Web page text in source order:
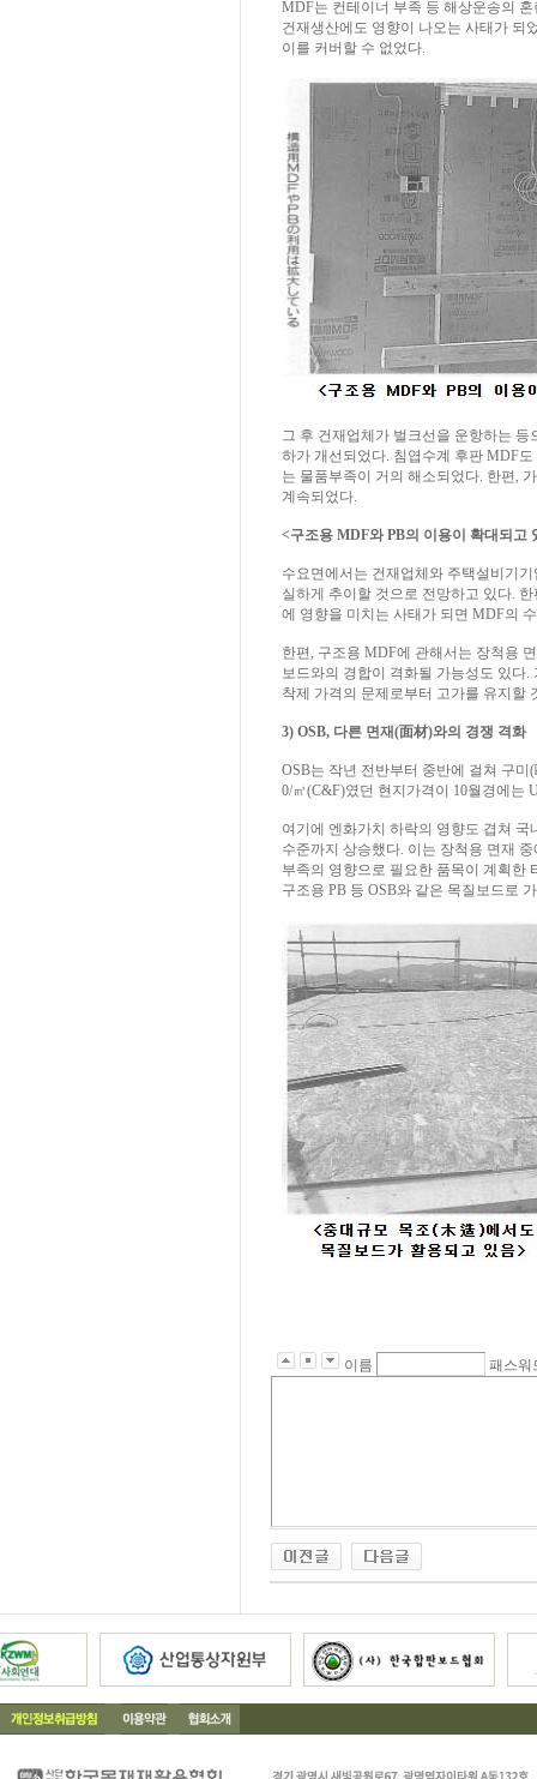
MDF는 컨테이너 부족 등 해상운송의
건재생산에도 영향이 나오는 사태가 되
이를 커버할 수 없었다.
그 후 건재업체가 벌크선을 운항하는
하가 개선되었다. 침엽수계 후판 MDF
는 물품부족이 거의 해소되었다. 한편,
계속되었다.
<구조용 MDF와 PB의 이용이 확대되고
수요면에서는 건재업체와 주택설비기
실하게 추이할 것으로 전망하고 있다.
에 영향을 미치는 사태가 되면 MDF의
한편, 구조용 MDF에 관해서는 장척용
보드와의 경합이 격화될 가능성도 있다
착제 가격의 문제로부터 고가를 유지할
3) OSB, 다른 면재(面材)와의 경쟁 격화
OSB는 작년 전반부터 중반에 걸쳐 구
0/㎥(C&F)였던 현지가격이 10월경에는
여기에 엔화가치 하락의 영향도 겹쳐 국
수준까지 상승했다. 이는 장척용 면재
부족의 영향으로 필요한 품목이 계획한
구조용 PB 등 OSB와 같은 목질보드로
이름 패스